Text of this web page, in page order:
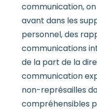
communication,
avant dans les
personnel, des
communications
de la part de la
communication
non-représailles
compréhensibles